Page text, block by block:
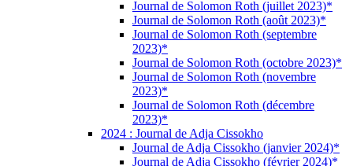
Journal de Solomon Roth (juillet 2023)*
Journal de Solomon Roth (août 2023)*
Journal de Solomon Roth (septembre
2023)*
Journal de Solomon Roth (octobre 2023)*
Journal de Solomon Roth (novembre
2023)*
Journal de Solomon Roth (décembre
2023)*
2024 : Journal de Adja Cissokho
Journal de Adja Cissokho (janvier 2024)*
Journal de Adja Cissokho (février 2024)*